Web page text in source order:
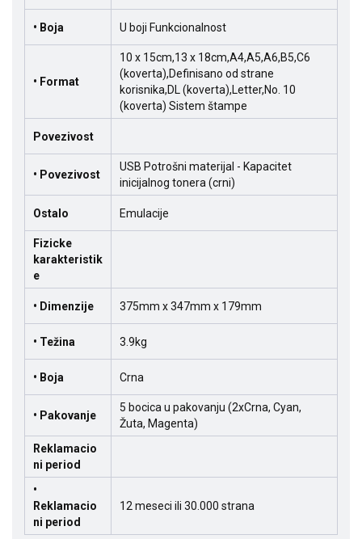
• Boja U boji Funkcionalnost
• Format
10 x 15cm,13 x 18cm,A4,A5,A6,B5,C6
(koverta),Definisano od strane
korisnika,DL (koverta),Letter,No. 10
(koverta) Sistem štampe
Povezivost
• Povezivost
USB Potrošni materijal - Kapacitet
inicijalnog tonera (crni)
Ostalo Emulacije
Fizicke
karakteristik
e
• Dimenzije 375mm x 347mm x 179mm
• Težina 3.9kg
• Boja Crna
• Pakovanje
5 bocica u pakovanju (2xCrna, Cyan,
Žuta, Magenta)
Reklamacio
ni period
•
Reklamacio
ni period
12 meseci ili 30.000 strana